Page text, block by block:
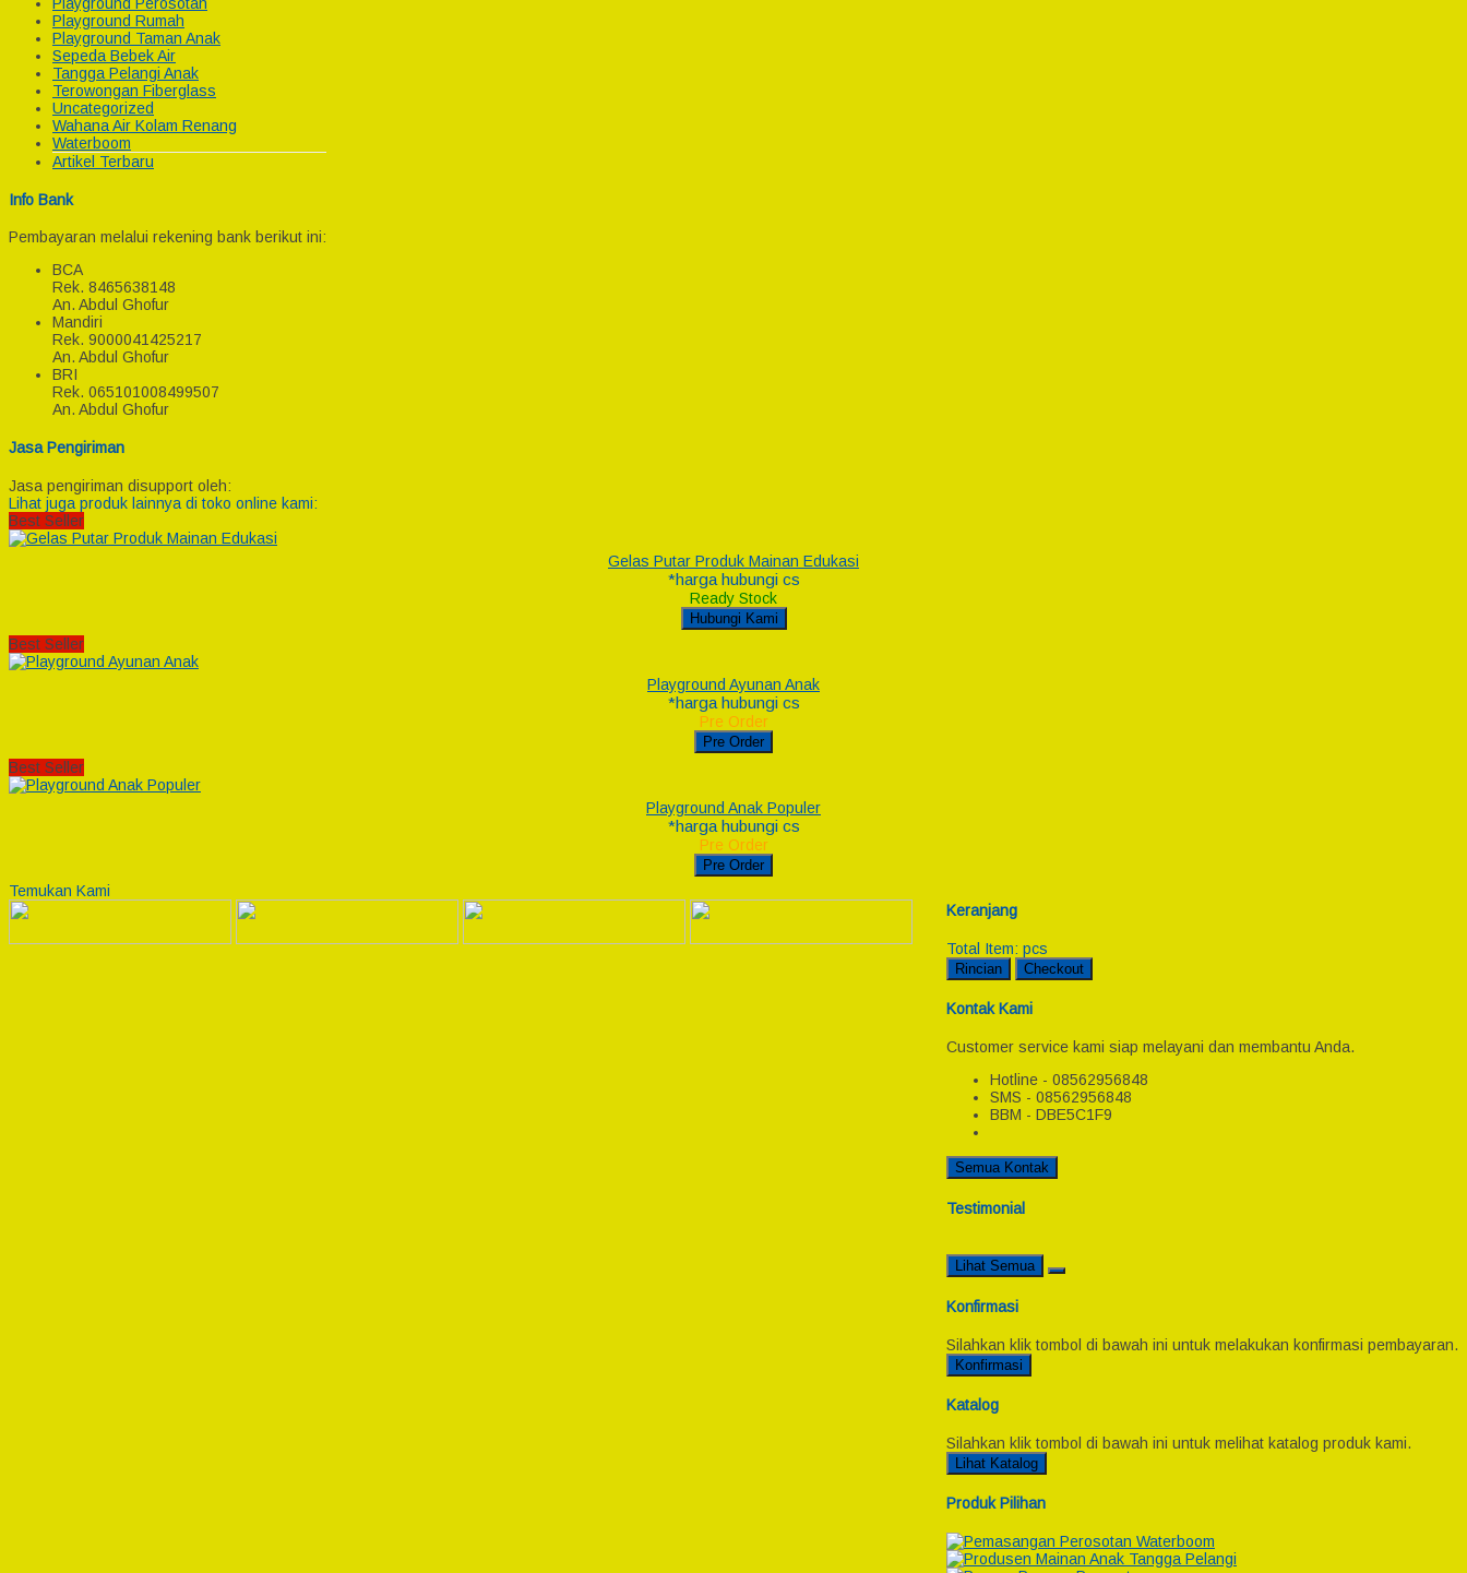
Playground Perosotan
Playground Rumah
Playground Taman Anak
Sepeda Bebek Air
Tangga Pelangi Anak
Terowongan Fiberglass
Uncategorized
Wahana Air Kolam Renang
Waterboom
Artikel Terbaru
Info Bank
Pembayaran melalui rekening bank berikut ini:
BCA
Rek. 8465638148
An. Abdul Ghofur
Mandiri
Rek. 9000041425217
An. Abdul Ghofur
BRI
Rek. 065101008499507
An. Abdul Ghofur
Jasa Pengiriman
Jasa pengiriman disupport oleh:
Lihat juga produk lainnya di toko online kami:
Best Seller
Gelas Putar Produk Mainan Edukasi
*harga hubungi cs
Ready Stock
Hubungi Kami
Best Seller
Playground Ayunan Anak
*harga hubungi cs
Pre Order
Pre Order
Best Seller
Playground Anak Populer
*harga hubungi cs
Pre Order
Pre Order
Keranjang
Total Item: pcs
Rincian Checkout
Kontak Kami
Customer service kami siap melayani dan membantu Anda.
Hotline - 08562956848
SMS - 08562956848
BBM - DBE5C1F9
Semua Kontak
Testimonial
Lihat Semua
Konfirmasi
Silahkan klik tombol di bawah ini untuk melakukan konfirmasi pembayaran.
Konfirmasi
Katalog
Silahkan klik tombol di bawah ini untuk melihat katalog produk kami.
Lihat Katalog
Produk Pilihan
Temukan Kami